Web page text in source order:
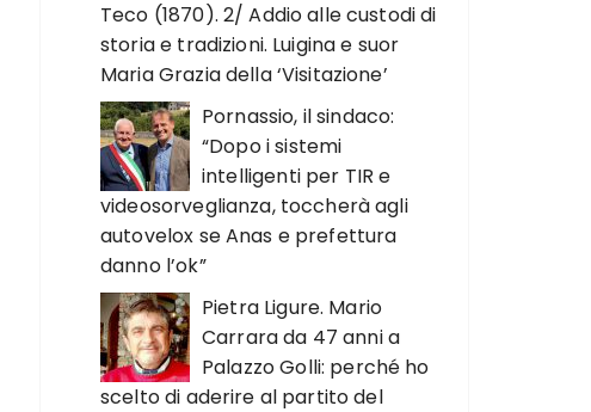
Teco (1870). 2/ Addio alle custodi di
storia e tradizioni. Luigina e suor
Maria Grazia della ‘Visitazione’
Pornassio, il sindaco:
“Dopo i sistemi
intelligenti per TIR e
videosorveglianza, toccherà agli
autovelox se Anas e prefettura
danno l’ok”
Pietra Ligure. Mario
Carrara da 47 anni a
Palazzo Golli: perché ho
scelto di aderire al partito del